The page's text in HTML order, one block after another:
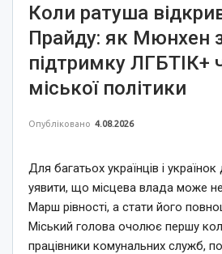
Коли ратуша
Прайду: як Мюнхен
підтримку ЛГБТІК+
міської політики
Опубліковано 4.08.2026
Для багатьох українців і
уявити, що місцева влада може
Марш рівності, а стати його
Міський голова очолює першу
працівники комунальних служб,